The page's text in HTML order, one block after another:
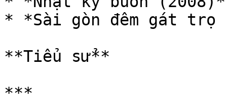
* *Sài gòn đêm gát trọ
**Tiểu sử**
***